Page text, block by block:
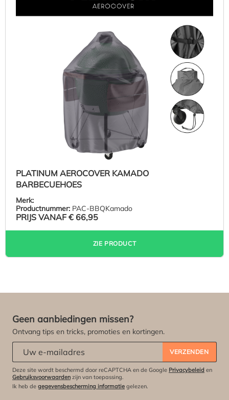
PLATINUM AEROCOVER KAMADO
BARBECUEHOES
Merk:
Productnummer: PAC-BBQKamado
PRIJS VANAF € 66,95
ZIE PRODUCT
Geen aanbiedingen missen?
Ontvang tips en tricks, promoties en kortingen.
VERZENDEN
Deze site wordt beschermd door reCAPTCHA en de Google Privacybeleid en
Gebruiksvoorwaarden zijn van toepassing.
Ik heb de gegevensbescherming informatie gelezen.